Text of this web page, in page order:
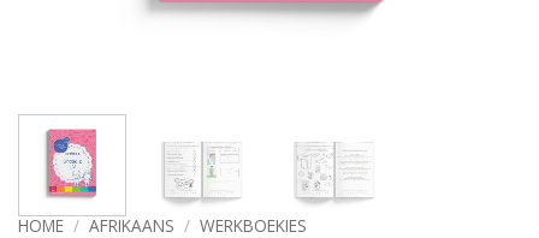
HOME / AFRIKAANS / WERKBOEKIES